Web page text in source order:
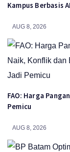
Kampus Berbasis AI
AUG 8, 2026
FAO: Harga
Pemicu
AUG 8, 2026